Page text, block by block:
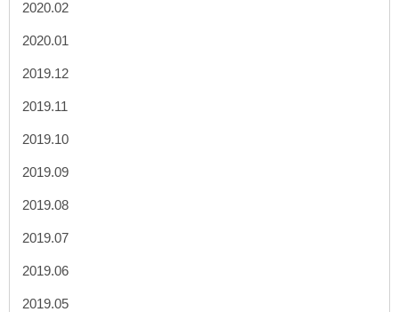
2020.02
2020.01
2019.12
2019.11
2019.10
2019.09
2019.08
2019.07
2019.06
2019.05